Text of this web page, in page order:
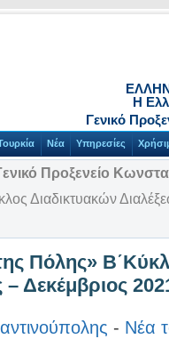
Η
Γενικό
Νέα Υπηρεσίες
Προξενείο
Διαδικτυακών
Πόλης»
Δεκέμβριος
- Νέα